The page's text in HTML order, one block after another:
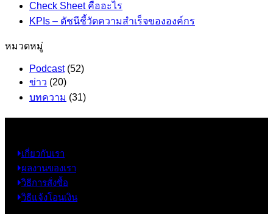
Check Sheet คืออะไร
KPIs – ดัชนีชี้วัดความสำเร็จขององค์กร
หมวดหมู่
Podcast(52)
ข่าว (20)
บทความ (31)
เกี่ยวกับเรา
ผลงานของเรา
วิธีการสั่งซื้อ
วิธีแจ้งโอนเงิน